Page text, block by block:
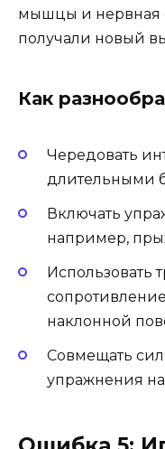
мышцы и нервная
получали новый
Как
Чередовать
длительными
Включать
например,
Использовать
наклонной
Совмещать
упражнения на